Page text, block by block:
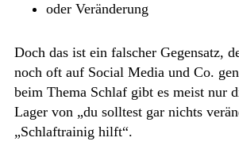
oder Veränderung
Doch das ist ein falscher Gegensatz,
noch oft auf Social Media und Co.
beim Thema Schlaf gibt es meist nur
Lager von „du solltest gar nichts
„Schlaftrainig hilft“.